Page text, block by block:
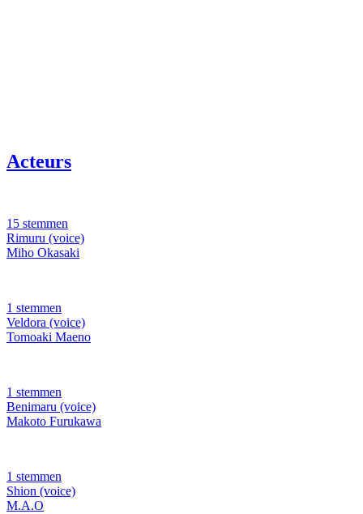
Acteurs
15 stemmen
Rimuru (voice)
Miho Okasaki
1 stemmen
Veldora (voice)
Tomoaki Maeno
1 stemmen
Benimaru (voice)
Makoto Furukawa
1 stemmen
Shion (voice)
M.A.O